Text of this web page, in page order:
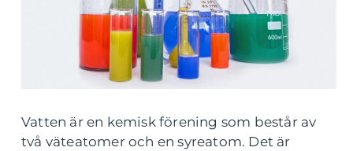
Vatten är en kemisk förening som består av
två väteatomer och en syreatom. Det är